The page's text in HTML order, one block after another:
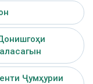
Ҷумҳурии